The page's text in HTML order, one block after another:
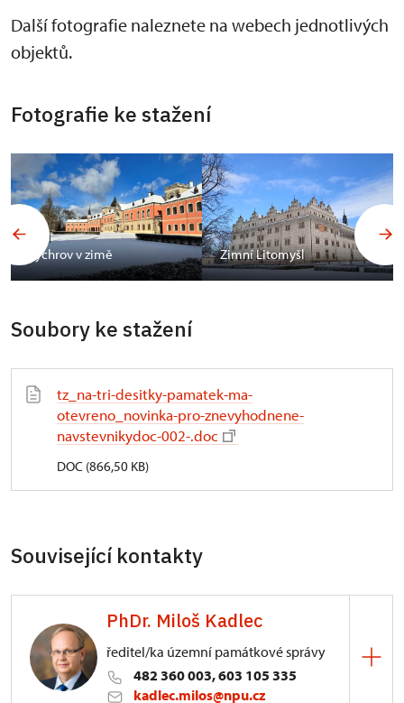
Další fotografie naleznete na webech jednotlivých
objektů.
Fotografie ke stažení
Sychrov v zimě Zimní Litomyšl
Soubory ke stažení
tz_na-tri-desitky-pamatek-ma-
otevreno_novinka-pro-znevyhodnene-
navstevnikydoc-002-.doc
DOC (866,50 KB)
Související kontakty
PhDr. Miloš Kadlec
ředitel/ka územní památkové správy
482 360 003, 603 105 335
kadlec.milos@npu.cz